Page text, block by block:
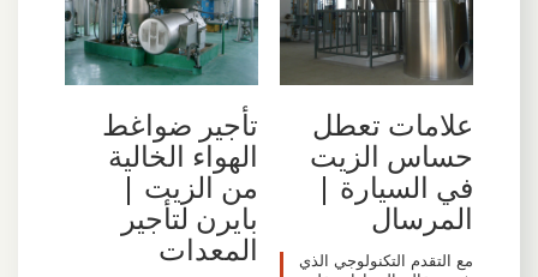
علامات تعطل
حساس الزيت
في السيارة |
المرسال
مع التقدم التكنولوجي الذي
تأجير ضواغط
الهواء الخالية
من الزيت |
بايرن لتأجير
المعدات